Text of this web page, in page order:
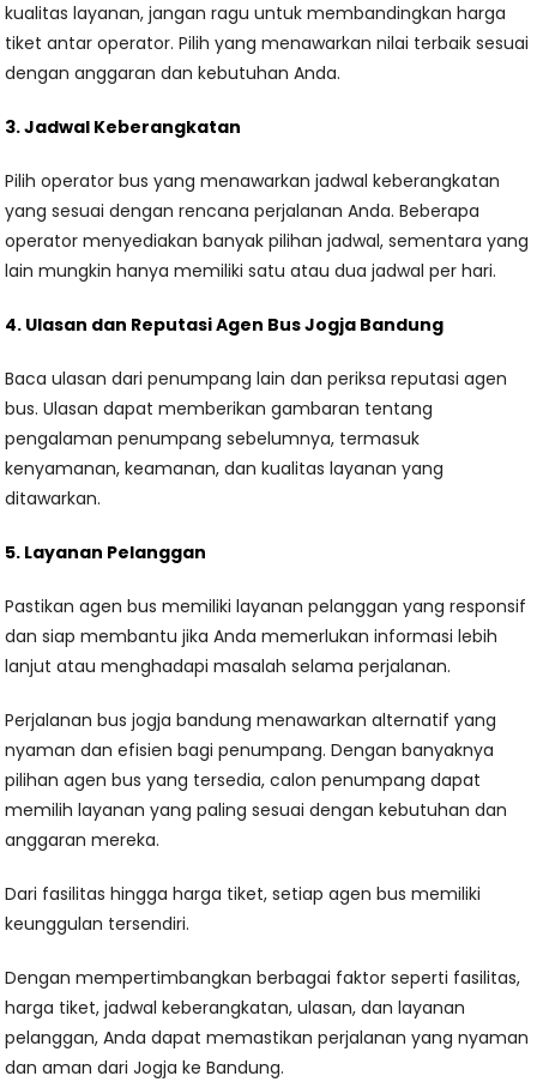
kualitas layanan, jangan ragu untuk membandingkan harga
tiket antar operator. Pilih yang menawarkan nilai terbaik sesuai
dengan anggaran dan kebutuhan Anda.
3. Jadwal Keberangkatan
Pilih operator bus yang menawarkan jadwal keberangkatan
yang sesuai dengan rencana perjalanan Anda. Beberapa
operator menyediakan banyak pilihan jadwal, sementara yang
lain mungkin hanya memiliki satu atau dua jadwal per hari.
4. Ulasan dan Reputasi Agen Bus Jogja Bandung
Baca ulasan dari penumpang lain dan periksa reputasi agen
bus. Ulasan dapat memberikan gambaran tentang
pengalaman penumpang sebelumnya, termasuk
kenyamanan, keamanan, dan kualitas layanan yang
ditawarkan.
5. Layanan Pelanggan
Pastikan agen bus memiliki layanan pelanggan yang responsif
dan siap membantu jika Anda memerlukan informasi lebih
lanjut atau menghadapi masalah selama perjalanan.
Perjalanan bus jogja bandung menawarkan alternatif yang
nyaman dan efisien bagi penumpang. Dengan banyaknya
pilihan agen bus yang tersedia, calon penumpang dapat
memilih layanan yang paling sesuai dengan kebutuhan dan
anggaran mereka.
Dari fasilitas hingga harga tiket, setiap agen bus memiliki
keunggulan tersendiri.
Dengan mempertimbangkan berbagai faktor seperti fasilitas,
harga tiket, jadwal keberangkatan, ulasan, dan layanan
pelanggan, Anda dapat memastikan perjalanan yang nyaman
dan aman dari Jogja ke Bandung.